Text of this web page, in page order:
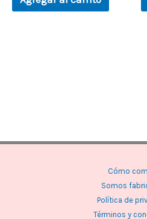
Cómo
Somos
Política de
Términos y